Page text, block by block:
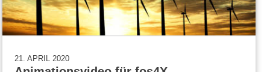
21. APRIL 2020